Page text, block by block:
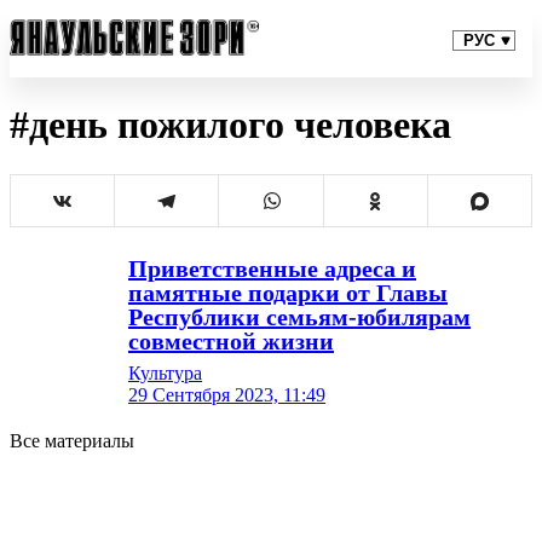
#день пожилого человека
Приветственные адреса и
памятные подарки от Главы
Республики семьям-юбилярам
совместной жизни
Культура
29 Сентября 2023, 11:49
Все материалы